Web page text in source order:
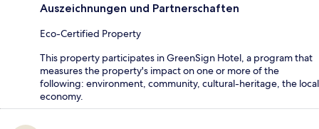
Auszeichnungen und Partnerschaften
Eco-Certified Property
This property participates in GreenSign Hotel, a program that
measures the property's impact on one or more of the
following: environment, community, cultural-heritage, the local
economy.